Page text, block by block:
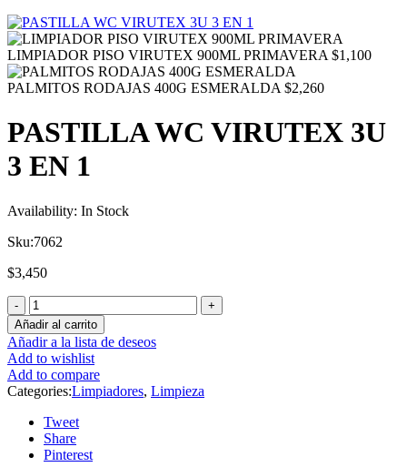
LIMPIADOR PISO VIRUTEX 900ML PRIMAVERA $1,100
PALMITOS RODAJAS 400G ESMERALDA $2,260
PASTILLA WC VIRUTEX 3U
3 EN 1
Availability: In Stock
Sku:7062
$3,450
Añadir al carrito
Añadir a la lista de deseos
Add to wishlist
Add to compare
Categories:Limpiadores, Limpieza
Tweet
Share
Pinterest